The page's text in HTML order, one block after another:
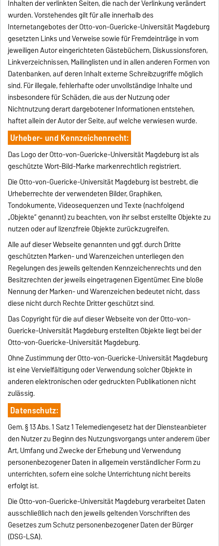
Inhalten der verlinkten Seiten, die nach der Verlinkung verändert
wurden. Vorstehendes gilt für alle innerhalb des
Internetangebotes der Otto-von-Guericke-Universität Magdeburg
gesetzten Links und Verweise sowie für Fremdeinträge in vom
jeweiligen Autor eingerichteten Gästebüchern, Diskussionsforen,
Linkverzeichnissen, Mailinglisten und in allen anderen Formen von
Datenbanken, auf deren Inhalt externe Schreibzugriffe möglich
sind. Für illegale, fehlerhafte oder unvollständige Inhalte und
insbesondere für Schäden, die aus der Nutzung oder
Nichtnutzung derart dargebotener Informationen entstehen,
haftet allein der Autor der Seite, auf welche verwiesen wurde.
Urheber- und Kennzeichenrecht:
Das Logo der Otto-von-Guericke-Universität Magdeburg ist als
geschützte Wort-Bild-Marke markenrechtlich registriert.
Die Otto-von-Guericke-Universität Magdeburg ist bestrebt, die
Urheberrechte der verwendeten Bilder, Graphiken,
Tondokumente, Videosequenzen und Texte (nachfolgend
„Objekte“ genannt) zu beachten, von ihr selbst erstellte Objekte zu
nutzen oder auf lizenzfreie Objekte zurückzugreifen.
Alle auf dieser Webseite genannten und ggf. durch Dritte
geschützten Marken- und Warenzeichen unterliegen den
Regelungen des jeweils geltenden Kennzeichenrechts und den
Besitzrechten der jeweils eingetragenen Eigentümer. Eine bloße
Nennung der Marken- und Warenzeichen bedeutet nicht, dass
diese nicht durch Rechte Dritter geschützt sind.
Das Copyright für die auf dieser Webseite von der Otto-von-
Guericke-Universität Magdeburg erstellten Objekte liegt bei der
Otto-von-Guericke-Universität Magdeburg.
Ohne Zustimmung der Otto-von-Guericke-Universität Magdeburg
ist eine Vervielfältigung oder Verwendung solcher Objekte in
anderen elektronischen oder gedruckten Publikationen nicht
zulässig.
Datenschutz:
Gem. § 13 Abs. 1 Satz 1 Telemediengesetz hat der Diensteanbieter
den Nutzer zu Beginn des Nutzungsvorgangs unter anderem über
Art, Umfang und Zwecke der Erhebung und Verwendung
personenbezogener Daten in allgemein verständlicher Form zu
unterrichten, sofern eine solche Unterrichtung nicht bereits
erfolgt ist.
Die Otto-von-Guericke-Universität Magdeburg verarbeitet Daten
ausschließlich nach den jeweils geltenden Vorschriften des
Gesetzes zum Schutz personenbezogener Daten der Bürger
(DSG-LSA).